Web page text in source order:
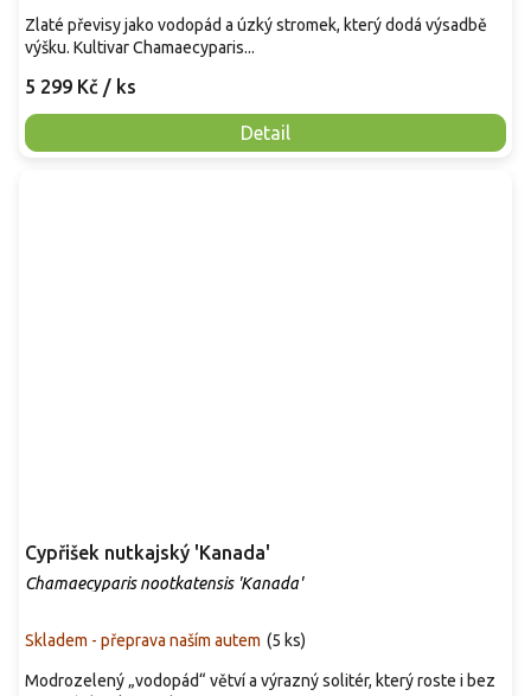
5 299 Kč / ks
Detail
Zlaté převisy jako vodopád a úzký stromek, který dodá výsadbě
výšku. Kultivar Chamaecyparis...
Cypřišek nutkajský 'Kanada'
Chamaecyparis nootkatensis 'Kanada'
Skladem - přeprava naším autem (5 ks)
Modrozelený „vodopád“ větví a výrazný solitér, který roste i bez